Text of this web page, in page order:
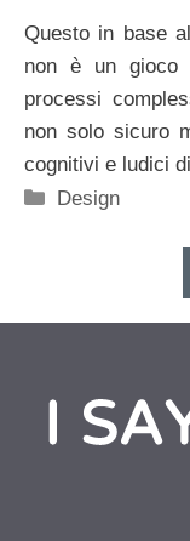
Questo in base
non è un gioco
processi
non solo sicuro
cognitivi e ludici
Categorie
Design